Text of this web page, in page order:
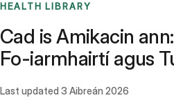
HEALTH LIBRARY
Cad is Amikacin
Fo-iarmhairtí agus
Last updated 3 Aibreán 2026